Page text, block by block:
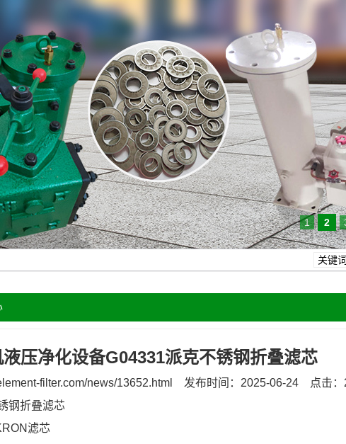
1 2
压净化设备G04331派克不锈钢折叠滤芯
filter.com/news/13652.html 发布时间：2025-06-24
点击
钢折叠滤芯
滤芯